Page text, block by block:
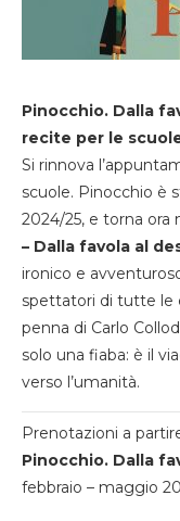
Pinocchio. Dalla
recite per le
Si rinnova
scuole. Pinocchio è
2024/25, e torna ora
– Dalla favola al
ironico e
spettatori di tutte le
penna di Carlo
solo una fiaba: è il
verso l’umanità.
Prenotazioni a
Pinocchio. Dalla
febbraio – maggio